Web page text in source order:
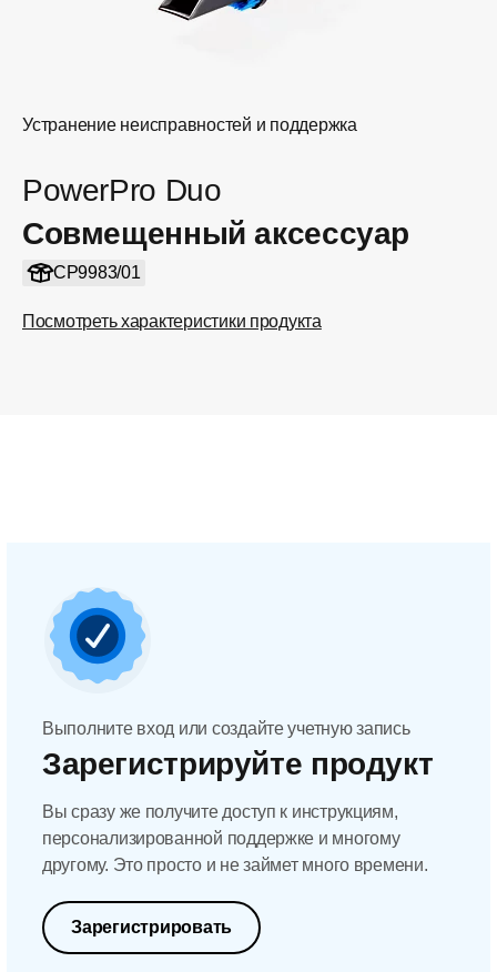
Устранение неисправностей и поддержка
PowerPro Duo
Совмещенный аксессуар
CP9983/01
Посмотреть характеристики продукта
Выполните вход или создайте учетную запись
Зарегистрируйте продукт
Вы сразу же получите доступ к инструкциям,
персонализированной поддержке и многому
другому. Это просто и не займет много времени.
Зарегистрировать